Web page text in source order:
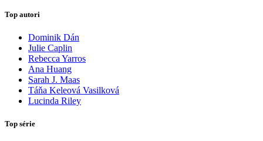
Top autori
Dominik Dán
Julie Caplin
Rebecca Yarros
Ana Huang
Sarah J. Maas
Táňa Keleová Vasilková
Lucinda Riley
Top série